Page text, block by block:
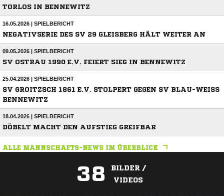
TORLOS IN BENNEWITZ
16.05.2026 | SPIELBERICHT
NEGATIVSERIE DES SV 29 GLEISBERG HÄLT WEITER AN
09.05.2026 | SPIELBERICHT
SV OSTRAU 1990 E.V. FEIERT SIEG IN BENNEWITZ
25.04.2026 | SPIELBERICHT
SV GROITZSCH 1861 E.V. STOLPERT GEGEN SV BLAU-WEISS
BENNEWITZ
18.04.2026 | SPIELBERICHT
DÖBELT MACHT DEN AUFSTIEG GREIFBAR
ALLE MANNSCHAFTS-NEWS IM ÜBERBLICK
38
BILDER /
VIDEOS